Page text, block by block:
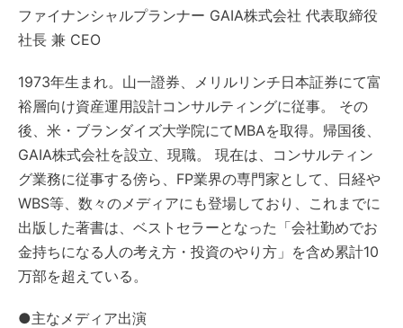
ファイナンシャルプランナー GAIA株式会社 代表取締役
社長 兼 CEO
1973年生まれ。山一證券、メリルリンチ日本証券にて富
裕層向け資産運用設計コンサルティングに従事。 その
後、米・ブランダイズ大学院にてMBAを取得。帰国後、
GAIA株式会社を設立、現職。 現在は、コンサルティン
グ業務に従事する傍ら、FP業界の専門家として、日経や
WBS等、数々のメディアにも登場しており、これまでに
出版した著書は、ベストセラーとなった「会社勤めでお
金持ちになる人の考え方・投資のやり方」を含め累計10
万部を超えている。
●主なメディア出演